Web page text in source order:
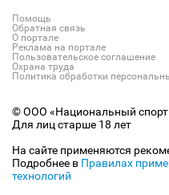
Помощь
Обратная связь
О портале
Реклама на портале
Пользовательское соглашение
Охрана труда
Политика обработки
© ООО «Национальный
Для лиц старше 18 лет
На сайте применяются
Подробнее в Правилах
технологий